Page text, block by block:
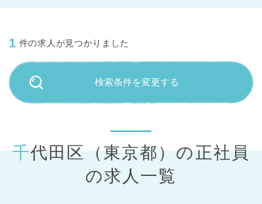
1 件の求人が見つかりました
検索条件を変更する
千代田区（東京都）の正社員
の求人一覧